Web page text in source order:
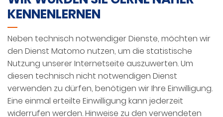
Technik Hotline
VR Welt
Förderprogramme
IMPRESSUM
DATENSCHUTZ
KENNENLERNEN
Neben technisch notwendiger Dienste, möchten wir
den Dienst Matomo nutzen, um die statistische
Nutzung unserer Internetseite auszuwerten. Um
diesen technisch nicht notwendigen Dienst
verwenden zu dürfen, benötigen wir Ihre Einwilligung.
Eine einmal erteilte Einwilligung kann jederzeit
widerrufen werden. Hinweise zu den verwendeten